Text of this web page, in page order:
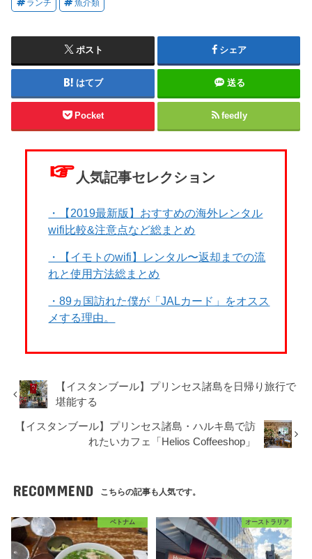
ランチ 魚介類
ポスト シェア
はてブ 送る
Pocket feedly
☞ 人気記事セレクション
・【2019最新版】おすすめの海外レンタル
wifi比較&注意点など総まとめ
・【イモトのwifi】レンタル〜返却までの流
れと使用方法総まとめ
・89ヵ国訪れた僕が「JALカード」をオスス
メする理由。
【イスタンブール】プリンセス諸島を日帰り旅行で
堪能する
【イスタンブール】プリンセス諸島・ハルキ島で訪
れたいカフェ「Helios Coffeeshop」
RECOMMEND こちらの記事も人気です。
ベトナム オーストラリア